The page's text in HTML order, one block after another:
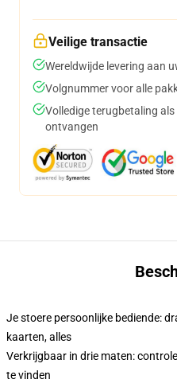
Veilige transactie
Wereldwijde levering aan
Volgnummer voor alle
Volledige terugbetaling
ontvangen
Je stoere persoonlijke bediende:
kaarten, alles
Verkrijgbaar in drie maten:
te vinden